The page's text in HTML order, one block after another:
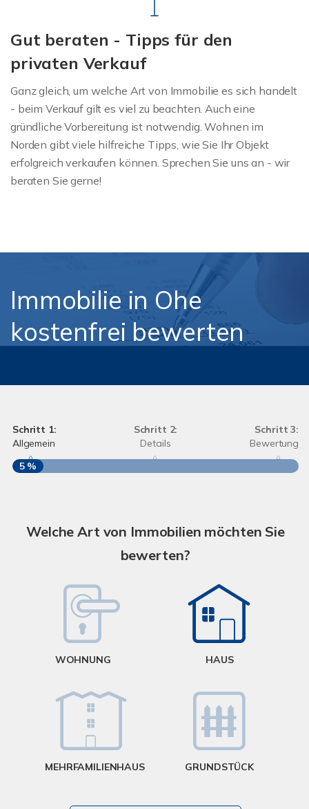
Gut beraten - Tipps für den
privaten Verkauf
Ganz gleich, um welche Art von Immobilie es sich handelt
- beim Verkauf gilt es viel zu beachten. Auch eine
gründliche Vorbereitung ist notwendig. Wohnen im
Norden gibt viele hilfreiche Tipps, wie Sie Ihr Objekt
erfolgreich verkaufen können. Sprechen Sie uns an - wir
beraten Sie gerne!
Immobilie in Ohe
kostenfrei bewerten
Schritt 1:
Allgemein
Schritt 2:
Details
Schritt 3:
Bewertung
5 %
Welche Art von Immobilien möchten Sie
bewerten?
WOHNUNG HAUS
MEHRFAMILIENHAUS GRUNDSTÜCK